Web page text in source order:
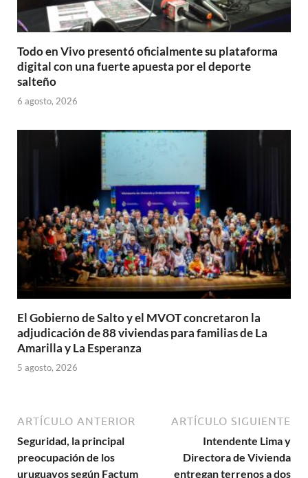
Todo en Vivo presentó oficialmente su plataforma
digital con una fuerte apuesta por el deporte
salteño
6 agosto, 2026
El Gobierno de Salto y el MVOT concretaron la
adjudicación de 88 viviendas para familias de La
Amarilla y La Esperanza
5 agosto, 2026
ARTÍCULO ANTERIOR
Seguridad, la principal
preocupación de los
uruguayos según Factum
ARTÍCULO SIGUIENTE
Intendente Lima y
Directora de Vivienda
entregan terrenos a dos